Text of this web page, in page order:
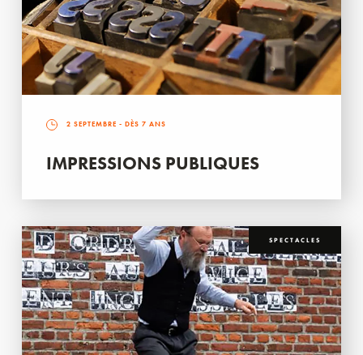
2 SEPTEMBRE - DÈS 7 ANS
IMPRESSIONS PUBLIQUES
SPECTACLES